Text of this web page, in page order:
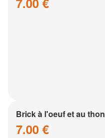
Brick à l'oeuf et au thon
7.00 €